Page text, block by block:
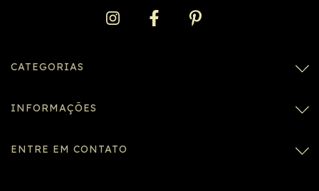
CATEGORIAS
INFORMAÇÕES
ENTRE EM CONTATO